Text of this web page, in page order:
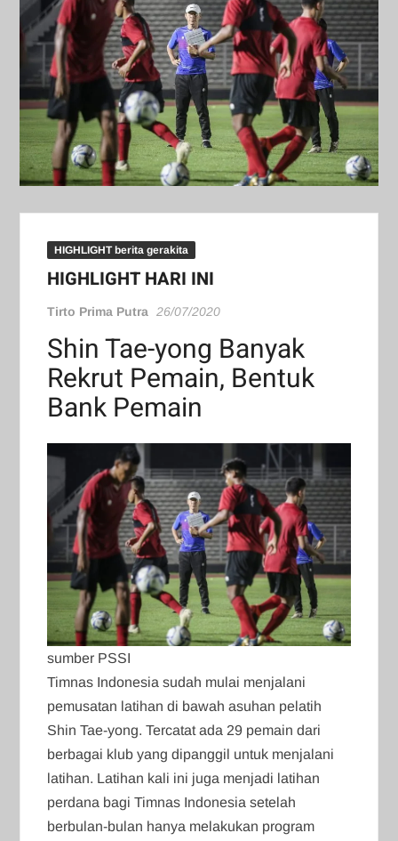
HIGHLIGHT berita gerakita
HIGHLIGHT HARI INI
Tirto Prima Putra 26/07/2020
Shin Tae-yong Banyak
Rekrut Pemain, Bentuk
Bank Pemain
sumber PSSI
Timnas Indonesia sudah mulai menjalani
pemusatan latihan di bawah asuhan pelatih
Shin Tae-yong. Tercatat ada 29 pemain dari
berbagai klub yang dipanggil untuk menjalani
latihan. Latihan kali ini juga menjadi latihan
perdana bagi Timnas Indonesia setelah
berbulan-bulan hanya melakukan program